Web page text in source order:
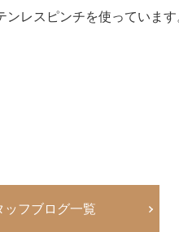
レスピンチを使っています
ッフブログ一覧